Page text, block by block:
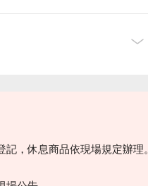
，休息商品依現場規定辦理。